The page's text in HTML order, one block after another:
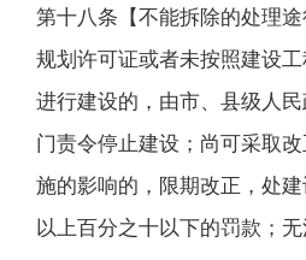
第十八条【不能拆除的处理
规划许可证或者未按照建设
进行建设的，由市、县级人
门责令停止建设；尚可采取
施的影响的，限期改正，处
以上百分之十以下的罚款；